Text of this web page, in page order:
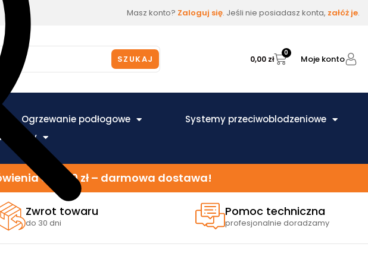
Masz konto? Zaloguj się. Jeśli nie posiadasz konta, załóż je.
SZUKAJ 0,00 zł
0
Moje konto
Ogrzewanie podłogowe
Systemy przeciwoblodzeniowe
wody
od 299 zł – darmowa dostawa!
Zwrot towaru
do 30 dni
Pomoc techniczna
profesjonalnie doradzamy